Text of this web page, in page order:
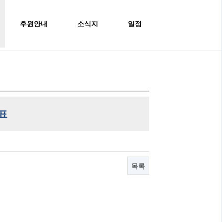
후원안내 소식지 일정
목록